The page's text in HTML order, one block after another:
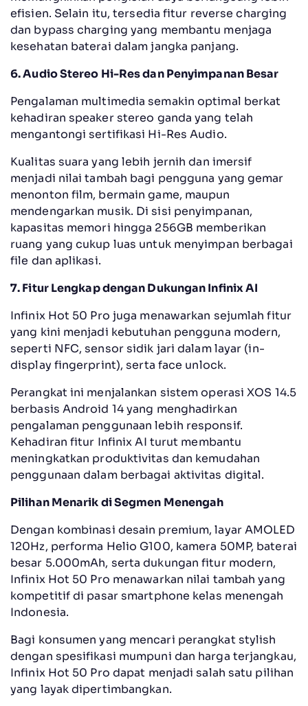
efisien. Selain itu, tersedia fitur reverse charging
dan bypass charging yang membantu menjaga
kesehatan baterai dalam jangka panjang.
6. Audio Stereo Hi-Res dan Penyimpanan Besar
Pengalaman multimedia semakin optimal berkat
kehadiran speaker stereo ganda yang telah
mengantongi sertifikasi Hi-Res Audio.
Kualitas suara yang lebih jernih dan imersif
menjadi nilai tambah bagi pengguna yang gemar
menonton film, bermain game, maupun
mendengarkan musik. Di sisi penyimpanan,
kapasitas memori hingga 256GB memberikan
ruang yang cukup luas untuk menyimpan berbagai
file dan aplikasi.
7. Fitur Lengkap dengan Dukungan Infinix AI
Infinix Hot 50 Pro juga menawarkan sejumlah fitur
yang kini menjadi kebutuhan pengguna modern,
seperti NFC, sensor sidik jari dalam layar (in-
display fingerprint), serta face unlock.
Perangkat ini menjalankan sistem operasi XOS 14.5
berbasis Android 14 yang menghadirkan
pengalaman penggunaan lebih responsif.
Kehadiran fitur Infinix AI turut membantu
meningkatkan produktivitas dan kemudahan
penggunaan dalam berbagai aktivitas digital.
Pilihan Menarik di Segmen Menengah
Dengan kombinasi desain premium, layar AMOLED
120Hz, performa Helio G100, kamera 50MP, baterai
besar 5.000mAh, serta dukungan fitur modern,
Infinix Hot 50 Pro menawarkan nilai tambah yang
kompetitif di pasar smartphone kelas menengah
Indonesia.
Bagi konsumen yang mencari perangkat stylish
dengan spesifikasi mumpuni dan harga terjangkau,
Infinix Hot 50 Pro dapat menjadi salah satu pilihan
yang layak dipertimbangkan.